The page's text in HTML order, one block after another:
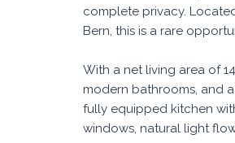
complete privacy.
Bern, this is a rare
With a net living area of
modern bathrooms, and
fully equipped kitchen
windows, natural light